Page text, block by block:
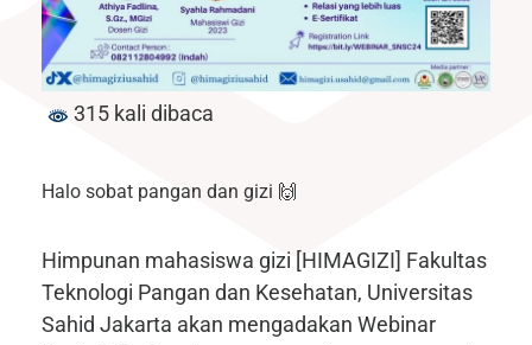
315 kali dibaca
Halo sobat pangan dan gizi 🙌
Himpunan mahasiswa gizi [HIMAGIZI] Fakultas
Teknologi Pangan dan Kesehatan, Universitas
Sahid Jakarta akan mengadakan Webinar